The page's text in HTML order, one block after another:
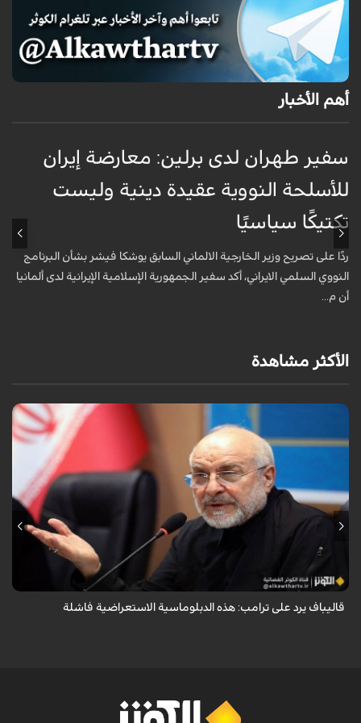
أهم الأخبار
سفير طهران لدى برلين: معارضة إيران
للأسلحة النووية عقيدة دينية وليست
تكتيكًا سياسيًا
ردًا على تصريح وزير الخارجية الالماني السابق يوشكا فيشر بشأن البرنامج
النووي السلمي الايراني، أكد سفير الجمهورية الإسلامية الإيرانية لدى ألمانيا
أن م...
الأكثر مشاهدة
أكد رئيس مجلس الشورى الإسلامي الإيراني أن التصريحات الاستعراضية
والتهديدات المتكررة لم تعد تُجدي نفعاً، واصفاً إياها بالدبلوماسية الفاشلة.
قاليباف يرد على ترامب: هذه الدبلوماسية الاستعراضية فاشلة